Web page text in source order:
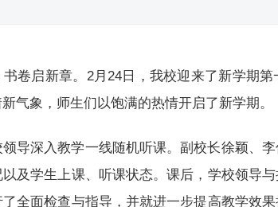
卷启新章。2月24日，我校迎来了新学期
气象，师生们以饱满的热情开启了新学期。
导深入教学一线随机听课。副校长徐颖、
及学生上课、听课状态。课后，学校领导
全面检查与指导，并就进一步提高教学效